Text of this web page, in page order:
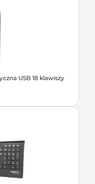
USB 18 klawiszy